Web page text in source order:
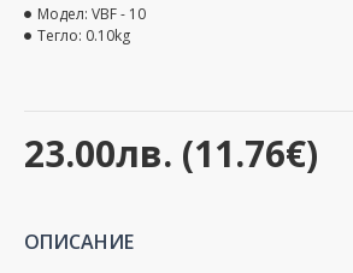
23.00лв. (11.76€)
Модел: VBF - 10
Тегло: 0.10kg
ОПИСАНИЕ